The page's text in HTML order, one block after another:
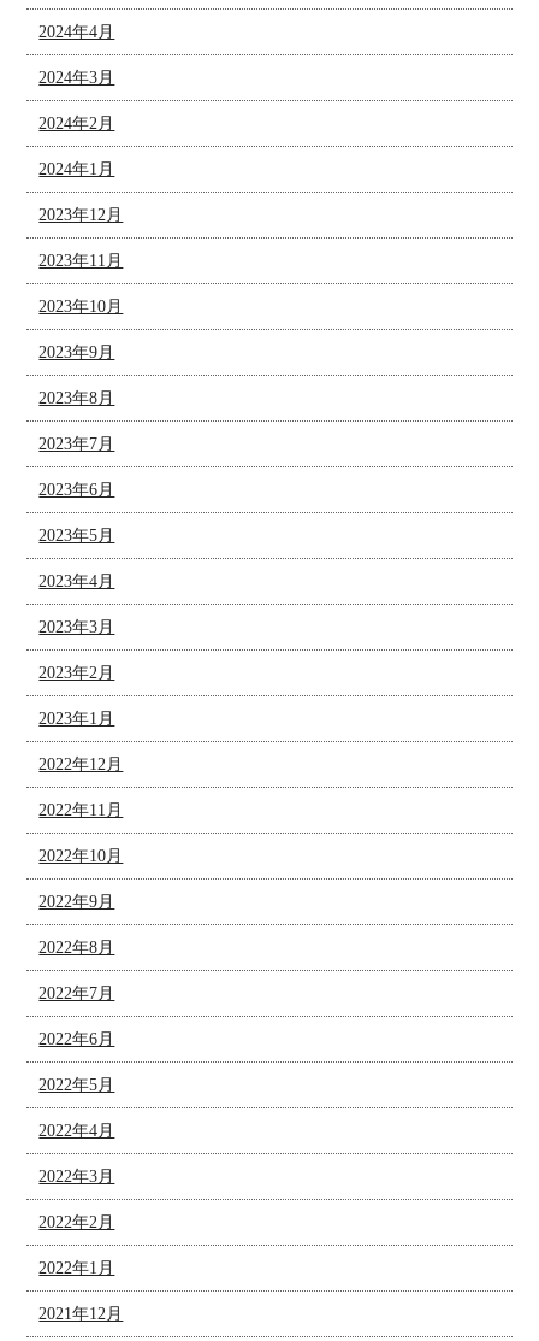
2024年4月
2024年3月
2024年2月
2024年1月
2023年12月
2023年11月
2023年10月
2023年9月
2023年8月
2023年7月
2023年6月
2023年5月
2023年4月
2023年3月
2023年2月
2023年1月
2022年12月
2022年11月
2022年10月
2022年9月
2022年8月
2022年7月
2022年6月
2022年5月
2022年4月
2022年3月
2022年2月
2022年1月
2021年12月